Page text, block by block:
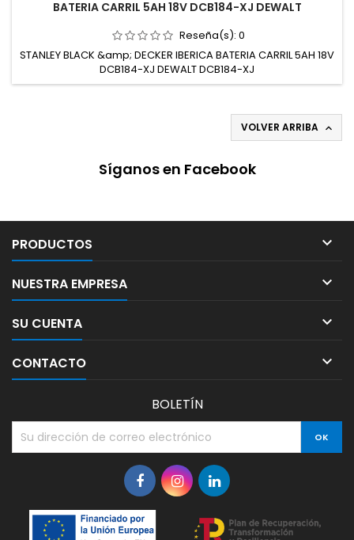
BATERIA CARRIL 5AH 18V DCB184-XJ DEWALT
Reseña(s): 0
STANLEY BLACK &amp; DECKER IBERICA BATERIA CARRIL 5AH 18V
DCB184-XJ DEWALT DCB184-XJ
VOLVER ARRIBA 
Síganos en Facebook
PRODUCTOS 
NUESTRA EMPRESA 
SU CUENTA 
CONTACTO 
BOLETÍN